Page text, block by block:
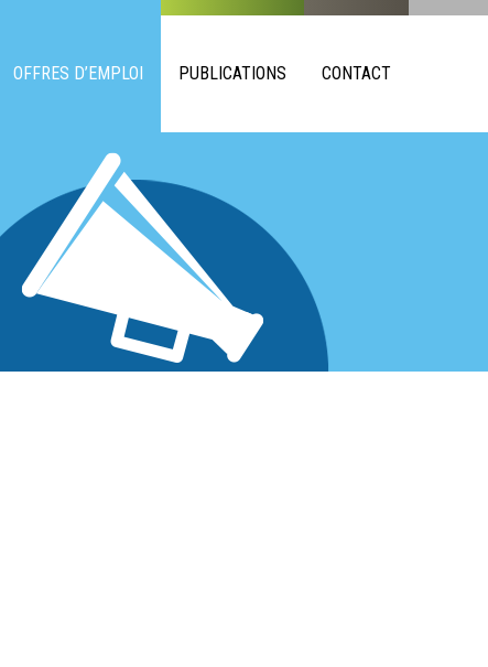
OFFRES D’EMPLOI PUBLICATIONS CONTACT